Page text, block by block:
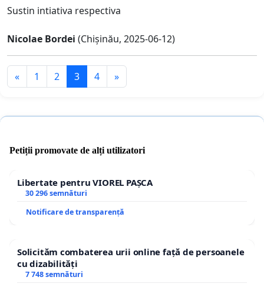
Sustin intiativa respectiva
Nicolae Bordei (Chișinău, 2025-06-12)
« 1 2 3 4 »
Petiții promovate de alți utilizatori
Libertate pentru VIOREL PAȘCA
30 296 semnături
Notificare de transparență
Solicităm combaterea urii online față de persoanele
cu dizabilități
7 748 semnături